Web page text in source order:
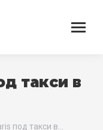
такси в
под такси в…